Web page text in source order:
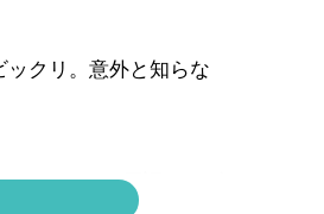
クリ。意外と知らな
オタク用語クイズ#1